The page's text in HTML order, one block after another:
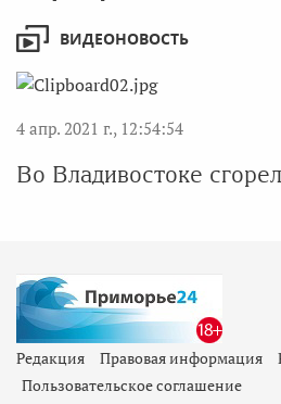
ВИДЕОНОВОСТЬ
4 апр. 2021 г., 12:54:54
Во Владивостоке
Редакция Правовая информация
Пользовательское соглашение